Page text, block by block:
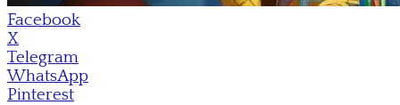
Facebook
X
Telegram
WhatsApp
Pinterest